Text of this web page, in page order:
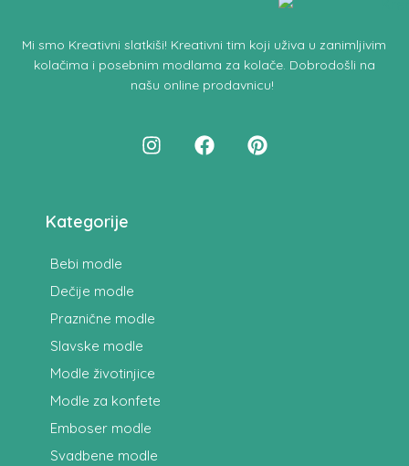
Mi smo Kreativni slatkiši! Kreativni tim koji uživa u zanimljivim
kolačima i posebnim modlama za kolače. Dobrodošli na
našu online prodavnicu!
Kategorije
Bebi modle
Dečije modle
Praznične modle
Slavske modle
Modle životinjice
Modle za konfete
Emboser modle
Svadbene modle